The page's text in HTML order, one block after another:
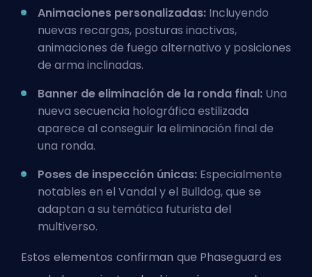
Animaciones personalizadas: Incluyendo
nuevas recargas, posturas inactivas,
animaciones de fuego alternativo y posiciones
de arma inclinadas.
Banner de eliminación de la ronda final: Una
nueva secuencia holográfica estilizada
aparece al conseguir la eliminación final de
una ronda.
Poses de inspección únicas: Especialmente
notables en el Vandal y el Bulldog, que se
adaptan a su temática futurista del
multiverso.
Estos elementos confirman que Phaseguard es